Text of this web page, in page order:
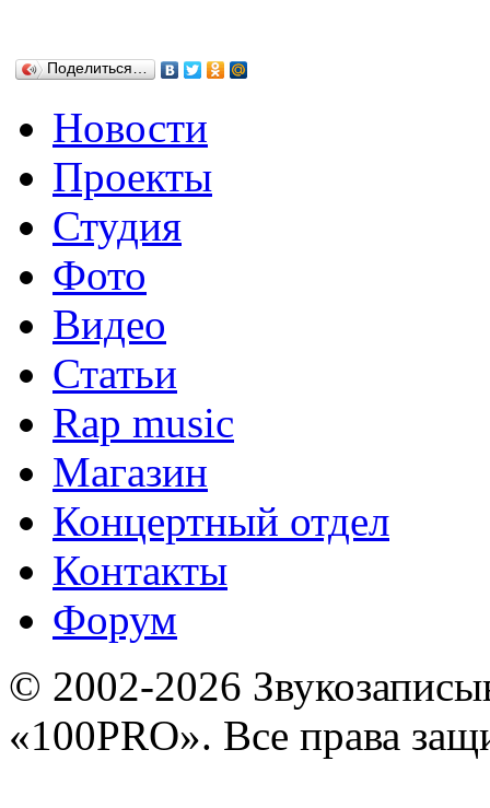
Поделиться…
Новости
Проекты
Студия
Фото
Видео
Статьи
Rap music
Магазин
Концертный отдел
Контакты
Форум
© 2002-2026
«100PRO». Все права